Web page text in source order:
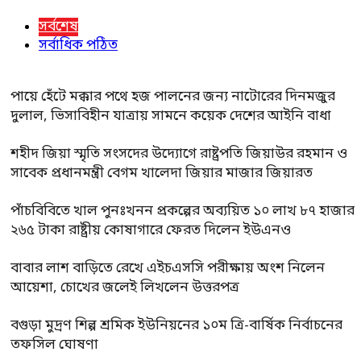
সর্বশেষ
সর্বাধিক পঠিত
পায়ে হেঁটে মক্কার পথে হজ পালনের জন্য নাটোরের দিনমজুর
দুলাল, ভিসাবিহীন যাত্রায় সামনে কয়েক দেশের আইনি বাধা
শহীদ জিয়া স্মৃতি সংসদের উদ্যোগে রাষ্ট্রপতি জিয়াউর রহমান ও
সাবেক প্রধানমন্ত্রী বেগম খালেদা জিয়ার মাজার জিয়ারত
পাঁচবিবিতে খাল পুনঃখনন প্রকল্পের অব্যয়িত ১০ লাখ ৮৭ হাজার
২৬৫ টাকা রাষ্ট্রীয় কোষাগারে ফেরত দিলেন ইউএনও
বাবার লাশ বাড়িতে রেখে এইচএসসি পরীক্ষায় অংশ নিলেন
আয়েশা, চোখের জলেই লিখলেন উত্তরপত্র
বগুড়া মুদ্রণ শিল্প শ্রমিক ইউনিয়নের ১০ম ত্রি-বার্ষিক নির্বাচনের
তফসিল ঘোষণা